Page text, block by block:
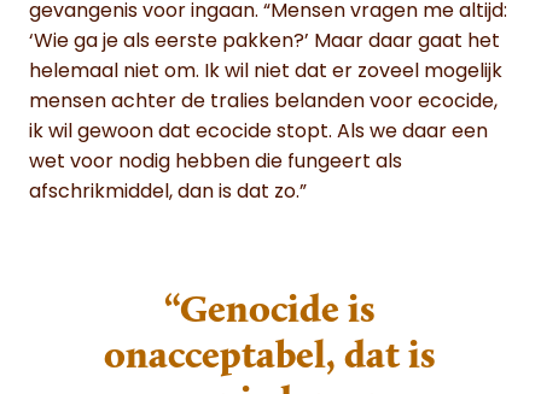
gevangenis voor ingaan. “Mensen vragen me altijd:
‘Wie ga je als eerste pakken?’ Maar daar gaat het
helemaal niet om. Ik wil niet dat er zoveel mogelijk
mensen achter de tralies belanden voor ecocide,
ik wil gewoon dat ecocide stopt. Als we daar een
wet voor nodig hebben die fungeert als
afschrikmiddel, dan is dat zo.”
“Genocide is
onacceptabel, dat is